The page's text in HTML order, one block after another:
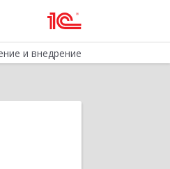
и внедрение